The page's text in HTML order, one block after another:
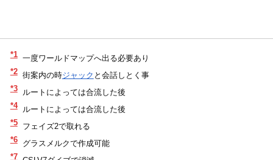
*1 一度ワールドマップへ出る必要あり
*2 街案内の時ジャック と会話しとく事
*3 ルートによっては合流した後
*4 ルートによっては合流した後
*5 フェイズ2で取れる
*6 グラスメルクで作成可能
*7